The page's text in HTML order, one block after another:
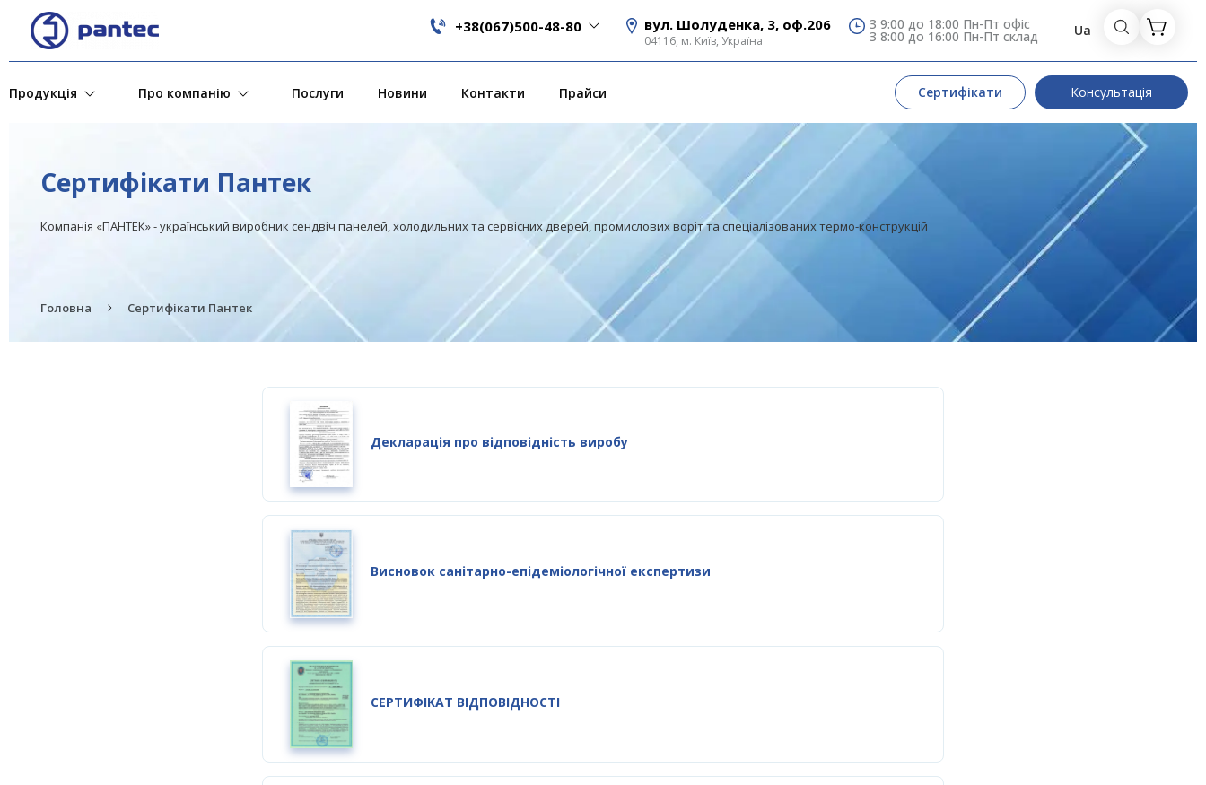
+38(067)500-48-80 вул. Шолуденка, 3, оф.206
04116, м. Київ, Україна
З 9:00 до 18:00 Пн-Пт офіс
З 8:00 до 16:00 Пн-Пт склад Ua
Продукція Про компанію Послуги Новини Контакти Прайси Сертифікати Консультація
Сертифікати Пантек
Компанія «ПАНТЕК» - український виробник сендвіч панелей, холодильних та сервісних дверей, промислових воріт та спеціалізованих термо-конструкцій
Головна Сертифікати Пантек
Декларація про відповідність виробу
Висновок санітарно-епідеміологічної експертизи
CEPТИФIKAT BIДПOBIДHOCTI